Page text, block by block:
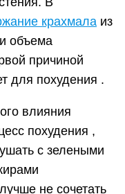
крахмала из
объема
причиной
для похудения .
влияния
похудения ,
с зелеными
не сочетать